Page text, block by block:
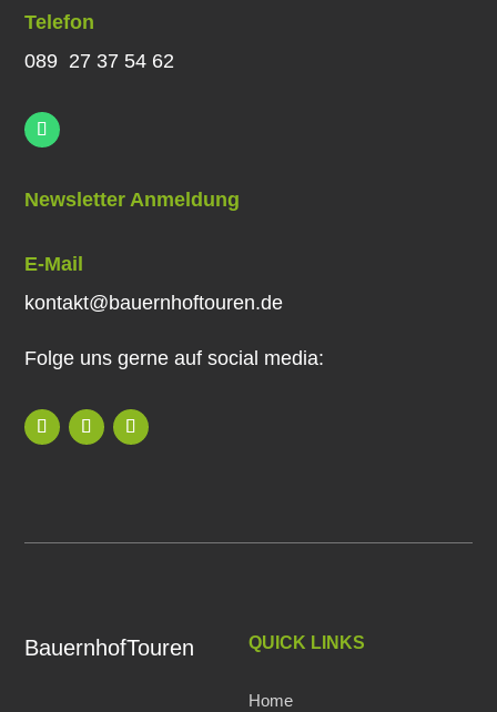
Telefon
089 27 37 54 62
Newsletter Anmeldung
E-Mail
kontakt@bauernhoftouren.de
Folge uns gerne auf social media:
BauernhofTouren QUICK LINKS
Home